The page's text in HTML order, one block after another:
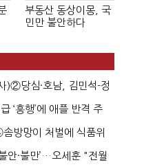
부동산 동상이몽, 국
민만 불안하다
)②당심·호남, 김민석-정
‘흥행’에 애플 반격 주
방망이 처벌에 식품위
...
안·불만’…오세훈 "전월